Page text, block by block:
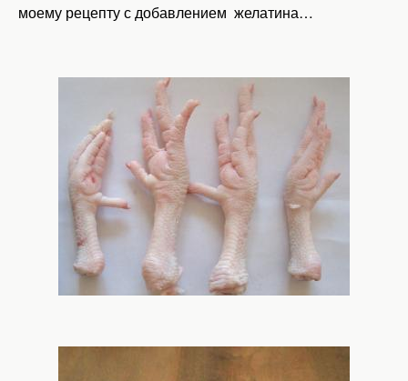
моему рецепту с добавлением желатина…